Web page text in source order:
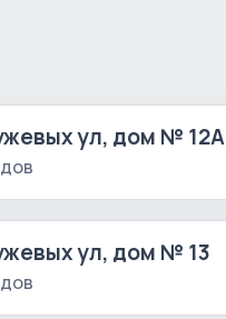
ул, дом № 12А
ул, дом № 13